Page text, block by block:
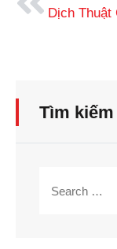
Tìm kiếm